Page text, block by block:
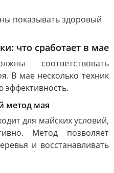
показывать здоровый
что сработает в мае
соответствовать
В мае несколько техник
метод мая
для майских условий,
Метод позволяет
и восстанавливать